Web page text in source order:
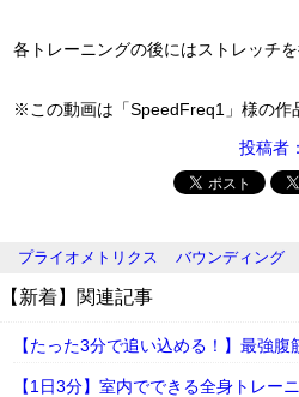
各トレーニングの後にはストレッチ
※この動画は「SpeedFreq1」様の作
投稿者
プライオメトリクス バウンディング
【新着】関連記事
【たった3分で追い込める！】最強
【1日3分】室内でできる全身トレー